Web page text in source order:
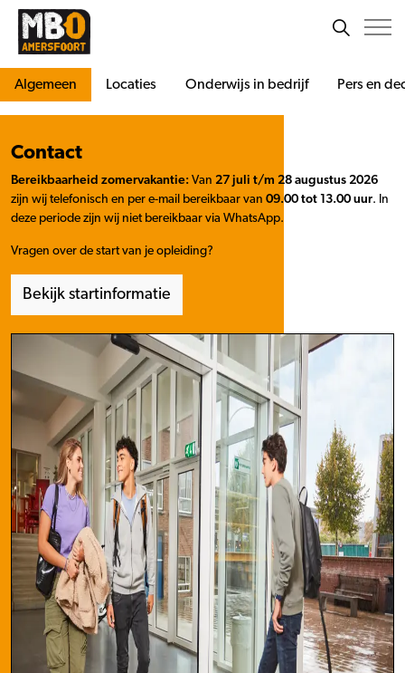
Algemeen Locaties Onderwijs in bedrijf Pers en
Contact
Bereikbaarheid zomervakantie: Van 27 juli t/m 28 augustus 2026
zijn wij telefonisch en per e-mail bereikbaar van 09.00 tot 13.00 uur. In
deze periode zijn wij niet bereikbaar via WhatsApp.
Vragen over de start van je opleiding?
Bekijk startinformatie